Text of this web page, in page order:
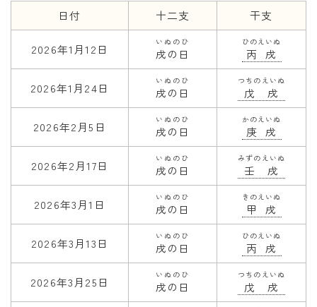
年齢と学年
年齢・干支
子供のお祝い
厄年
折り紙・切り紙
日付 十二支 干支
2026年1月12日 戌の日
いぬのひ
丙戌
ひのえいぬ
2026年1月24日 戌の日
いぬのひ
戊戌
つちのえいぬ
2026年2月5日 戌の日
いぬのひ
庚戌
かのえいぬ
2026年2月17日 戌の日
いぬのひ
壬戌
みずのえいぬ
2026年3月1日 戌の日
いぬのひ
甲戌
きのえいぬ
2026年3月13日 戌の日
いぬのひ
丙戌
ひのえいぬ
2026年3月25日 戌の日
いぬのひ
戊戌
つちのえいぬ